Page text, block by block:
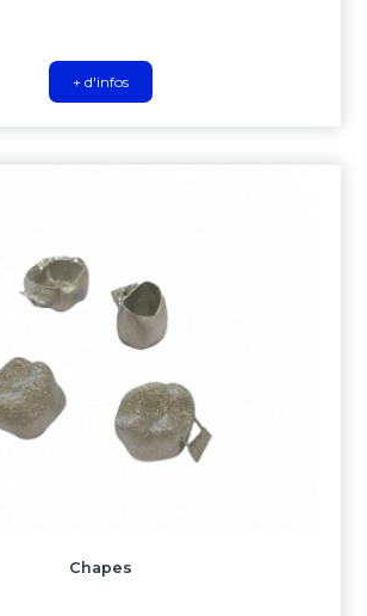
+ d'infos
Chapes